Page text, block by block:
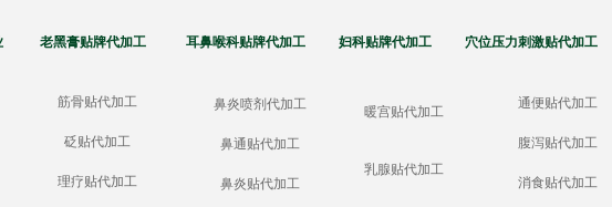
业 老黑膏贴牌代加工 耳鼻喉科贴牌代加工 妇科贴牌代加工 穴位压力刺激贴代加工
筋骨贴代加工
砭贴代加工
理疗贴代加工
鼻炎喷剂代加工
鼻通贴代加工
鼻炎贴代加工
暖宫贴代加工
乳腺贴代加工
通便贴代加工
腹泻贴代加工
消食贴代加工